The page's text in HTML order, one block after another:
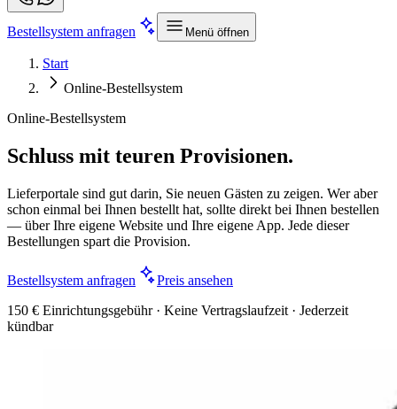
Bestellsystem anfragen Menü öffnen
Start
Online-Bestellsystem
Online-Bestellsystem
Schluss mit teuren Provisionen.
Lieferportale sind gut darin, Sie neuen Gästen zu zeigen. Wer aber
schon einmal bei Ihnen bestellt hat, sollte direkt bei Ihnen bestellen
— über Ihre eigene Website und Ihre eigene App. Jede dieser
Bestellungen spart die Provision.
Bestellsystem anfragen
Preis ansehen
150 € Einrichtungsgebühr · Keine Vertragslaufzeit · Jederzeit
kündbar